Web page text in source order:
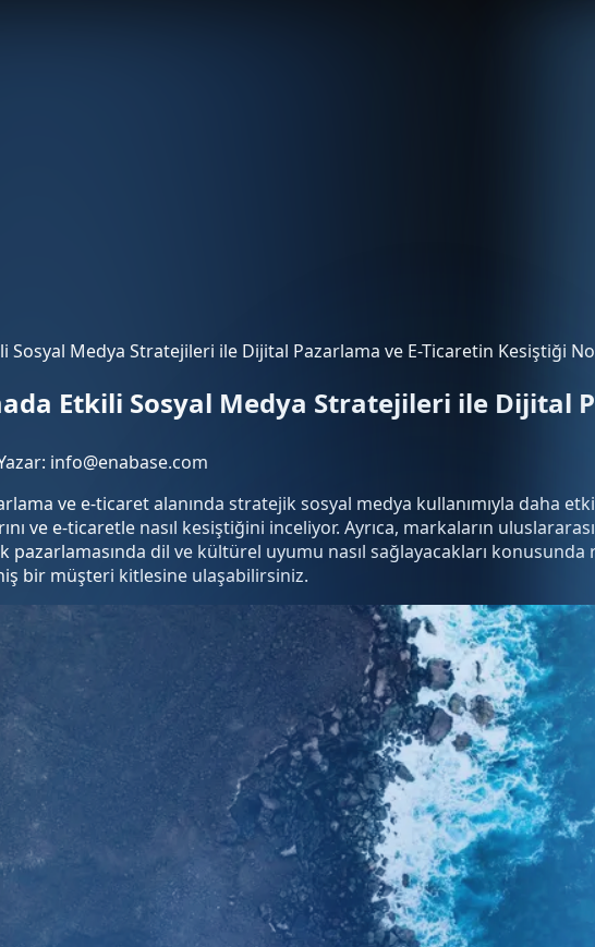
Sosyal Medya Stratejileri ile Dijital Pazarlama ve E-Ticaretin Kesiştiği
Etkili Sosyal Medya Stratejileri ile Dijital
info@enabase.com
ve e-ticaret alanında stratejik sosyal medya kullanımıyla daha
ve e-ticaretle nasıl kesiştiğini inceliyor. Ayrıca, markaların
pazarlamasında dil ve kültürel uyumu nasıl sağlayacakları
bir müşteri kitlesine ulaşabilirsiniz.